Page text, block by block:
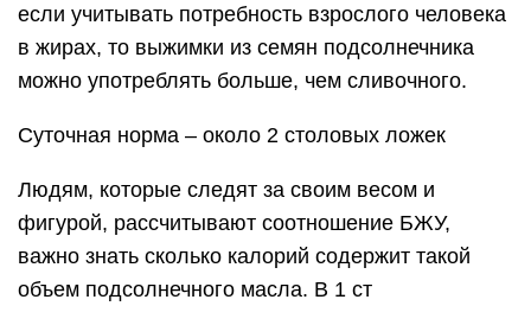
если учитывать потребность взрослого человека
в жирах, то выжимки из семян подсолнечника
можно употреблять больше, чем сливочного.
Суточная норма – около 2 столовых ложек
Людям, которые следят за своим весом и
фигурой, рассчитывают соотношение БЖУ,
важно знать сколько калорий содержит такой
объем подсолнечного масла. В 1 ст